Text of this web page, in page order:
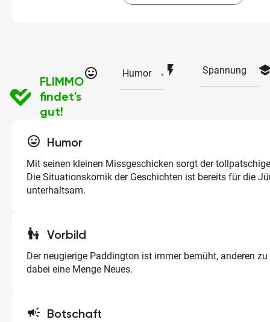
FLIMMO
findet's
gut!
tag_faces Humor checked
flash_on Spannung
tag_faces Humor
Mit seinen kleinen Missgeschicken sorgt der
Die Situationskomik der Geschichten ist bereits für die
unterhaltsam.
escalator_warning Vorbild
Der neugierige Paddington ist immer bemüht, anderen
dabei eine Menge Neues.
campaign Botschaft